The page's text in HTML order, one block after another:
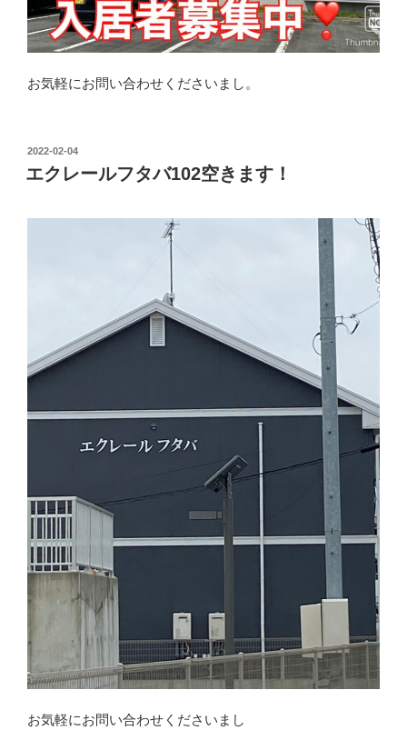
お気軽にお問い合わせくださいまし。
投
稿
日:
2022-02-04
エクレールフタバ102空きます！
お気軽にお問い合わせくださいまし